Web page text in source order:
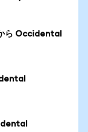
ら Occidental